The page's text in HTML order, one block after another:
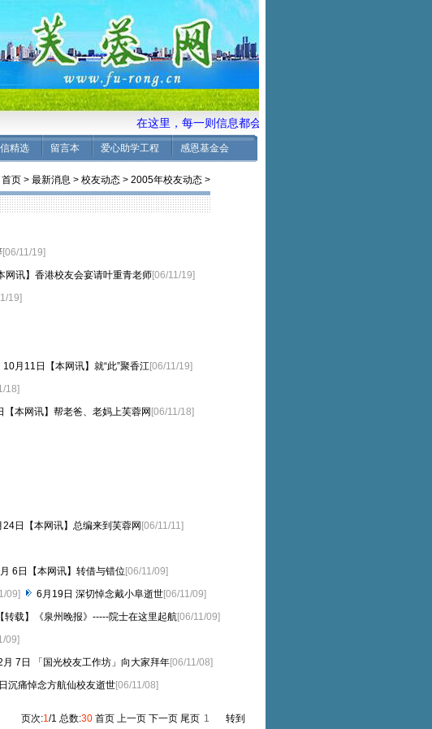
在这里，每一则信息都会引起您的兴趣，让您看到故
精选 留言本 爱心助学工程 感恩基金会
首页 > 最新消息 > 校友动态 > 2005年校友动态 >
[06/11/19]
网讯】香港校友会宴请叶重青老师[06/11/19]
19]
10月11日【本网讯】就“此”聚香江[06/11/19]
18]
【本网讯】帮老爸、老妈上芙蓉网 [06/11/18]
24日【本网讯】总编来到芙蓉网 [06/11/11]
6日【本网讯】转借与错位 [06/11/09]
09] 6月19日 深切悼念戴小阜逝世[06/11/09]
转载】《泉州晚报》-----院士在这里起航[06/11/09]
09]
月 7日 「国光校友工作坊」向大家拜年[06/11/08]
沉痛悼念方航仙校友逝世[06/11/08]
页次:1/1 总数:30 首页 上一页 下一页 尾页 转到